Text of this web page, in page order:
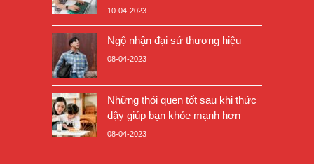
10-04-2023
Ngộ nhận đại sứ thương hiệu
08-04-2023
Những thói quen tốt sau khi thức
dậy giúp bạn khỏe mạnh hơn
08-04-2023